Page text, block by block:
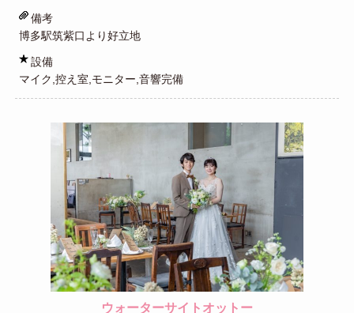
備考
博多駅筑紫口より好立地
設備
マイク,控え室,モニター,音響完備
ウォーターサイトオットー